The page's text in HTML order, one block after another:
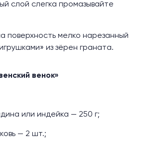
слой слегка промазывайте
поверхность мелко нарезанный
из зёрен граната.
венок»
или индейка — 250 г;
— 2 шт.;